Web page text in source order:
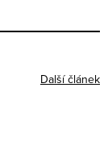
Další článek